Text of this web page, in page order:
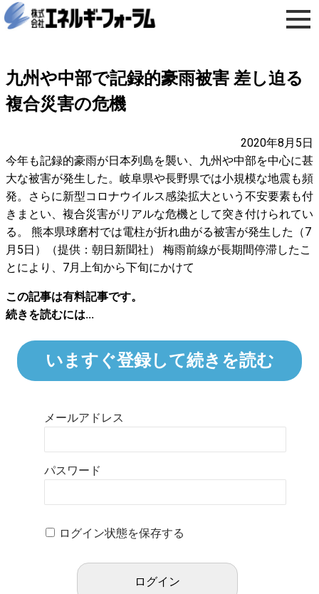
九州や中部で記録的豪雨被害 差し迫る
複合災害の危機
2020年8月5日
今年も記録的豪雨が日本列島を襲い、九州や中部を中心に甚
大な被害が発生した。岐阜県や長野県では小規模な地震も頻
発。さらに新型コロナウイルス感染拡大という不安要素も付
きまとい、複合災害がリアルな危機として突き付けられてい
る。 熊本県球磨村では電柱が折れ曲がる被害が発生した（7
月5日）（提供：朝日新聞社） 梅雨前線が長期間停滞したこ
とにより、7月上旬から下旬にかけて
この記事は有料記事です。
続きを読むには...
いますぐ登録して続きを読む
メールアドレス
パスワード
ログイン状態を保存する